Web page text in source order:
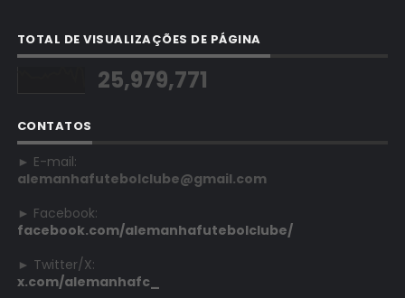
TOTAL DE VISUALIZAÇÕES DE PÁGINA
25,979,771
CONTATOS
► E-mail:
alemanhafutebolclube@gmail.com
► Facebook:
facebook.com/alemanhafutebolclube/
► Twitter/X:
x.com/alemanhafc_